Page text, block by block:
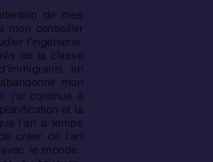
de mes
mon conseiller
l'ingénierie,
de la classe
en
mon
j'ai continué à
et la
l'art à temps
créer de l'art
le monde.